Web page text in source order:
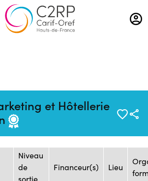
Aller
au
contenu
et Hôtellerie
2344265F
PRO Lille
Niveau
de
sortie
Financeur(s) Lieu